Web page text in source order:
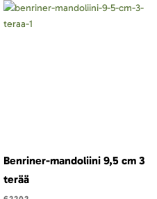
Benriner-mandoliini 9,5 cm 3
terää